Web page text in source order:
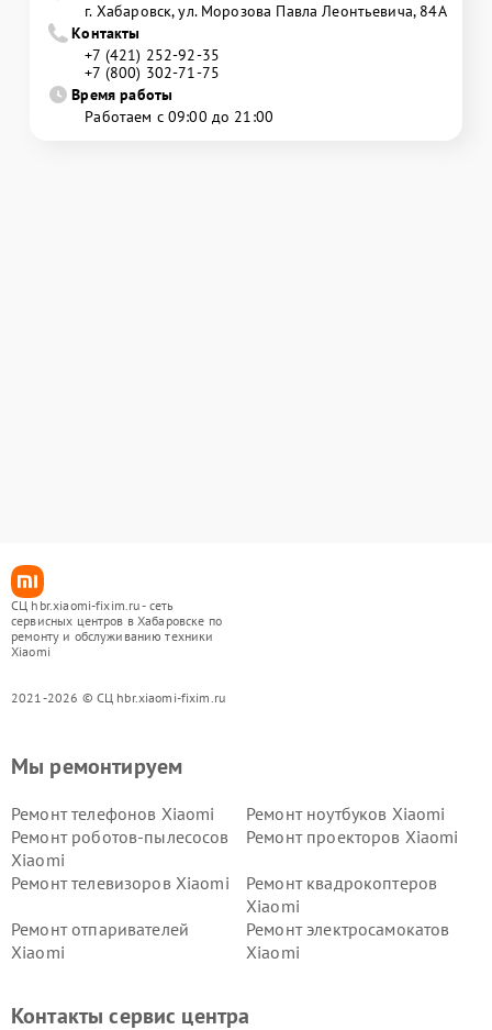
г. Хабаровск, ул. Морозова Павла Леонтьевича, 84А
Контакты
+7 (421) 252-92-35
+7 (800) 302-71-75
Время работы
Работаем с 09:00 до 21:00
СЦ hbr.xiaomi-fixim.ru - сеть
сервисных центров в Хабаровске по
ремонту и обслуживанию техники
Xiaomi
2021-2026 © СЦ hbr.xiaomi-fixim.ru
Мы ремонтируем
Ремонт телефонов Xiaomi
Ремонт ноутбуков Xiaomi
Ремонт роботов-пылесосов
Xiaomi
Ремонт проекторов Xiaomi
Ремонт телевизоров Xiaomi
Ремонт квадрокоптеров
Xiaomi
Ремонт отпаривателей
Xiaomi
Ремонт электросамокатов
Xiaomi
Ремонт стиральных машин
Ремонт смарт-часов Xiaomi
Контакты сервис центра